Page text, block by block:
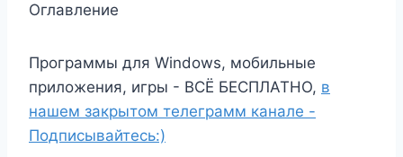
Оглавление
Программы для Windows, мобильные
приложения, игры - ВСЁ БЕСПЛАТНО, в
нашем закрытом телеграмм канале -
Подписывайтесь:)